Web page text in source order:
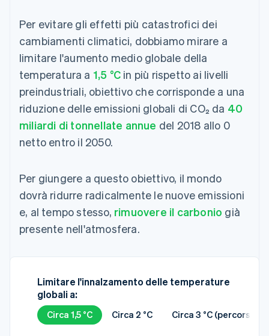
Per evitare gli effetti più catastrofici dei
cambiamenti climatici, dobbiamo mirare a
limitare l'aumento medio globale della
temperatura a 1,5 °C in più rispetto ai livelli
preindustriali, obiettivo che corrisponde a una
riduzione delle emissioni globali di CO₂ da 40
miliardi di tonnellate annue del 2018 allo 0
netto entro il 2050.
Per giungere a questo obiettivo, il mondo
dovrà ridurre radicalmente le nuove emissioni
e, al tempo stesso, rimuovere il carbonio già
presente nell'atmosfera.
Limitare l'innalzamento delle temperature
globali a:
Circa 1,5 °C Circa 2 °C Circa 3 °C (percorso